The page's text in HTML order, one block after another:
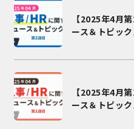
【2025年4月
ース＆トピッ
【2025年4月
ース＆トピッ